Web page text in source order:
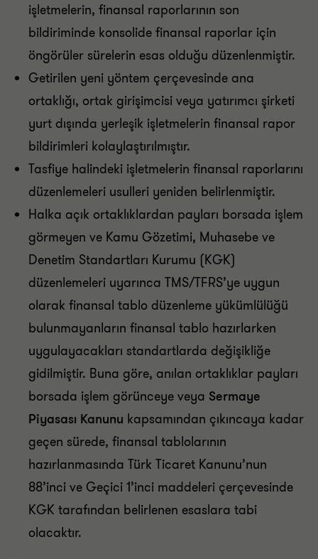
işletmelerin, finansal raporlarının son
bildiriminde konsolide finansal raporlar için
öngörüler sürelerin esas olduğu düzenlenmiştir.
Getirilen yeni yöntem çerçevesinde ana
ortaklığı, ortak girişimcisi veya yatırımcı şirketi
yurt dışında yerleşik işletmelerin finansal rapor
bildirimleri kolaylaştırılmıştır.
Tasfiye halindeki işletmelerin finansal raporlarını
düzenlemeleri usulleri yeniden belirlenmiştir.
Halka açık ortaklıklardan payları borsada işlem
görmeyen ve Kamu Gözetimi, Muhasebe ve
Denetim Standartları Kurumu (KGK)
düzenlemeleri uyarınca TMS/TFRS’ye uygun
olarak finansal tablo düzenleme yükümlülüğü
bulunmayanların finansal tablo hazırlarken
uygulayacakları standartlarda değişikliğe
gidilmiştir. Buna göre, anılan ortaklıklar payları
borsada işlem görünceye veya Sermaye
Piyasası Kanunu kapsamından çıkıncaya kadar
geçen sürede, finansal tablolarının
hazırlanmasında Türk Ticaret Kanunu’nun
88’inci ve Geçici 1’inci maddeleri çerçevesinde
KGK tarafından belirlenen esaslara tabi
olacaktır.